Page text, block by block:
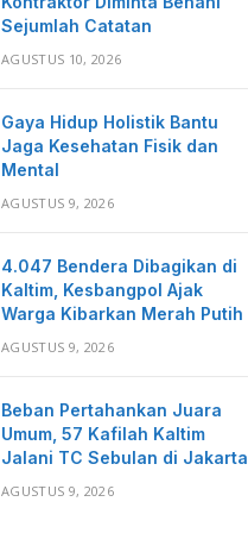
Sejumlah Catatan
AGUSTUS 10, 2026
Gaya Hidup Holistik Bantu
Jaga Kesehatan Fisik dan
Mental
AGUSTUS 9, 2026
4.047 Bendera Dibagikan di
Kaltim, Kesbangpol Ajak
Warga Kibarkan Merah Putih
AGUSTUS 9, 2026
Beban Pertahankan Juara
Umum, 57 Kafilah Kaltim
Jalani TC Sebulan di Jakarta
AGUSTUS 9, 2026